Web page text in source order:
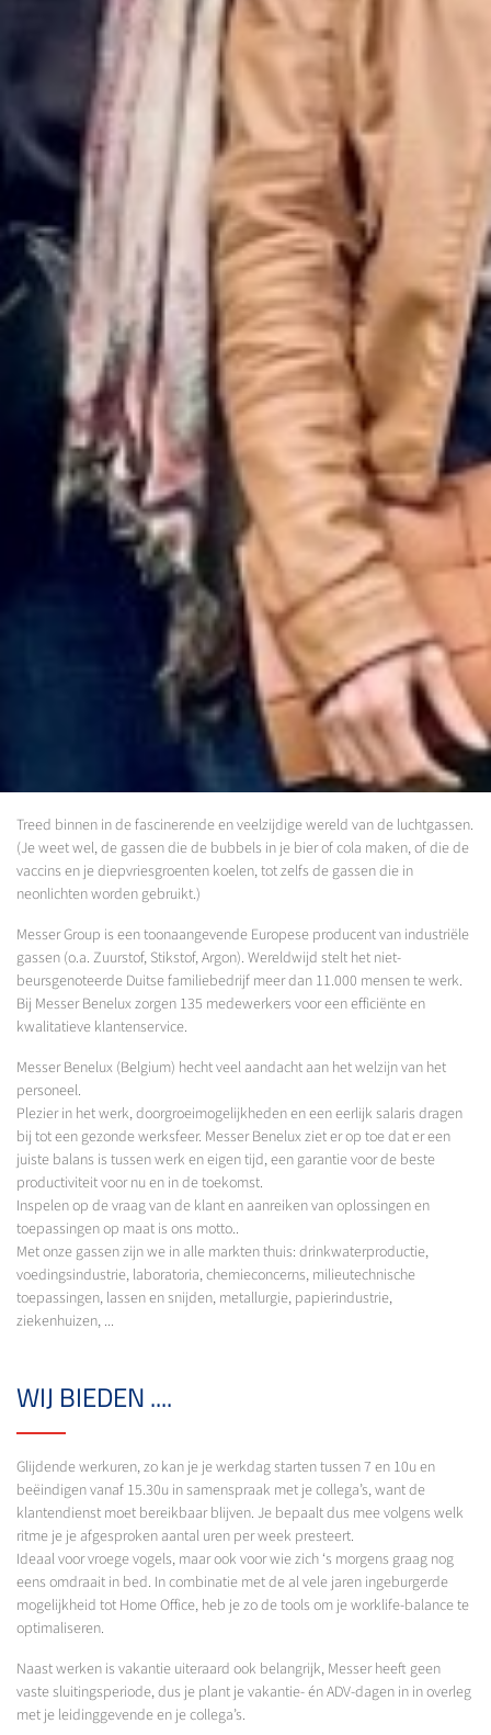
Treed binnen in de fascinerende en veelzijdige wereld van de luchtgassen.
(Je weet wel, de gassen die de bubbels in je bier of cola maken, of die de
vaccins en je diepvriesgroenten koelen, tot zelfs de gassen die in
neonlichten worden gebruikt.)
Messer Group is een toonaangevende Europese producent van industriële
gassen (o.a. Zuurstof, Stikstof, Argon). Wereldwijd stelt het niet-
beursgenoteerde Duitse familiebedrijf meer dan 11.000 mensen te werk.
Bij Messer Benelux zorgen 135 medewerkers voor een efficiënte en
kwalitatieve klantenservice.
Messer Benelux (Belgium) hecht veel aandacht aan het welzijn van het
personeel.
Plezier in het werk, doorgroeimogelijkheden en een eerlijk salaris dragen
bij tot een gezonde werksfeer. Messer Benelux ziet er op toe dat er een
juiste balans is tussen werk en eigen tijd, een garantie voor de beste
productiviteit voor nu en in de toekomst.
Inspelen op de vraag van de klant en aanreiken van oplossingen en
toepassingen op maat is ons motto..
Met onze gassen zijn we in alle markten thuis: drinkwaterproductie,
voedingsindustrie, laboratoria, chemieconcerns, milieutechnische
toepassingen, lassen en snijden, metallurgie, papierindustrie,
ziekenhuizen, ...
WIJ BIEDEN ....
Glijdende werkuren, zo kan je je werkdag starten tussen 7 en 10u en
beëindigen vanaf 15.30u in samenspraak met je collega’s, want de
klantendienst moet bereikbaar blijven. Je bepaalt dus mee volgens welk
ritme je je afgesproken aantal uren per week presteert.
Ideaal voor vroege vogels, maar ook voor wie zich ‘s morgens graag nog
eens omdraait in bed. In combinatie met de al vele jaren ingeburgerde
mogelijkheid tot Home Office, heb je zo de tools om je worklife-balance te
optimaliseren.
Naast werken is vakantie uiteraard ook belangrijk, Messer heeft geen
vaste sluitingsperiode, dus je plant je vakantie- én ADV-dagen in in overleg
met je leidinggevende en je collega’s.